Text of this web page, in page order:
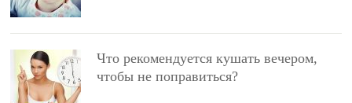
Что рекомендуется кушать вечером,
чтобы не поправиться?